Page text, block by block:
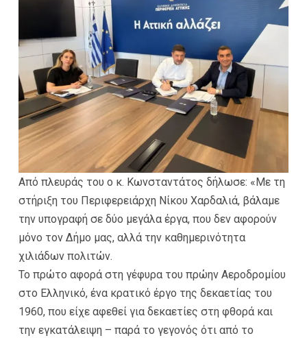
Από πλευράς του ο κ. Κωνσταντάτος δήλωσε: «Με τη
στήριξη του Περιφερειάρχη Νίκου Χαρδαλιά, βάλαμε
την υπογραφή σε δύο μεγάλα έργα, που δεν αφορούν
μόνο τον Δήμο μας, αλλά την καθημερινότητα
χιλιάδων πολιτών.
Το πρώτο αφορά στη γέφυρα του πρώην Αεροδρομίου
στο Ελληνικό, ένα κρατικό έργο της δεκαετίας του
1960, που είχε αφεθεί για δεκαετίες στη φθορά και
την εγκατάλειψη – παρά το γεγονός ότι από το